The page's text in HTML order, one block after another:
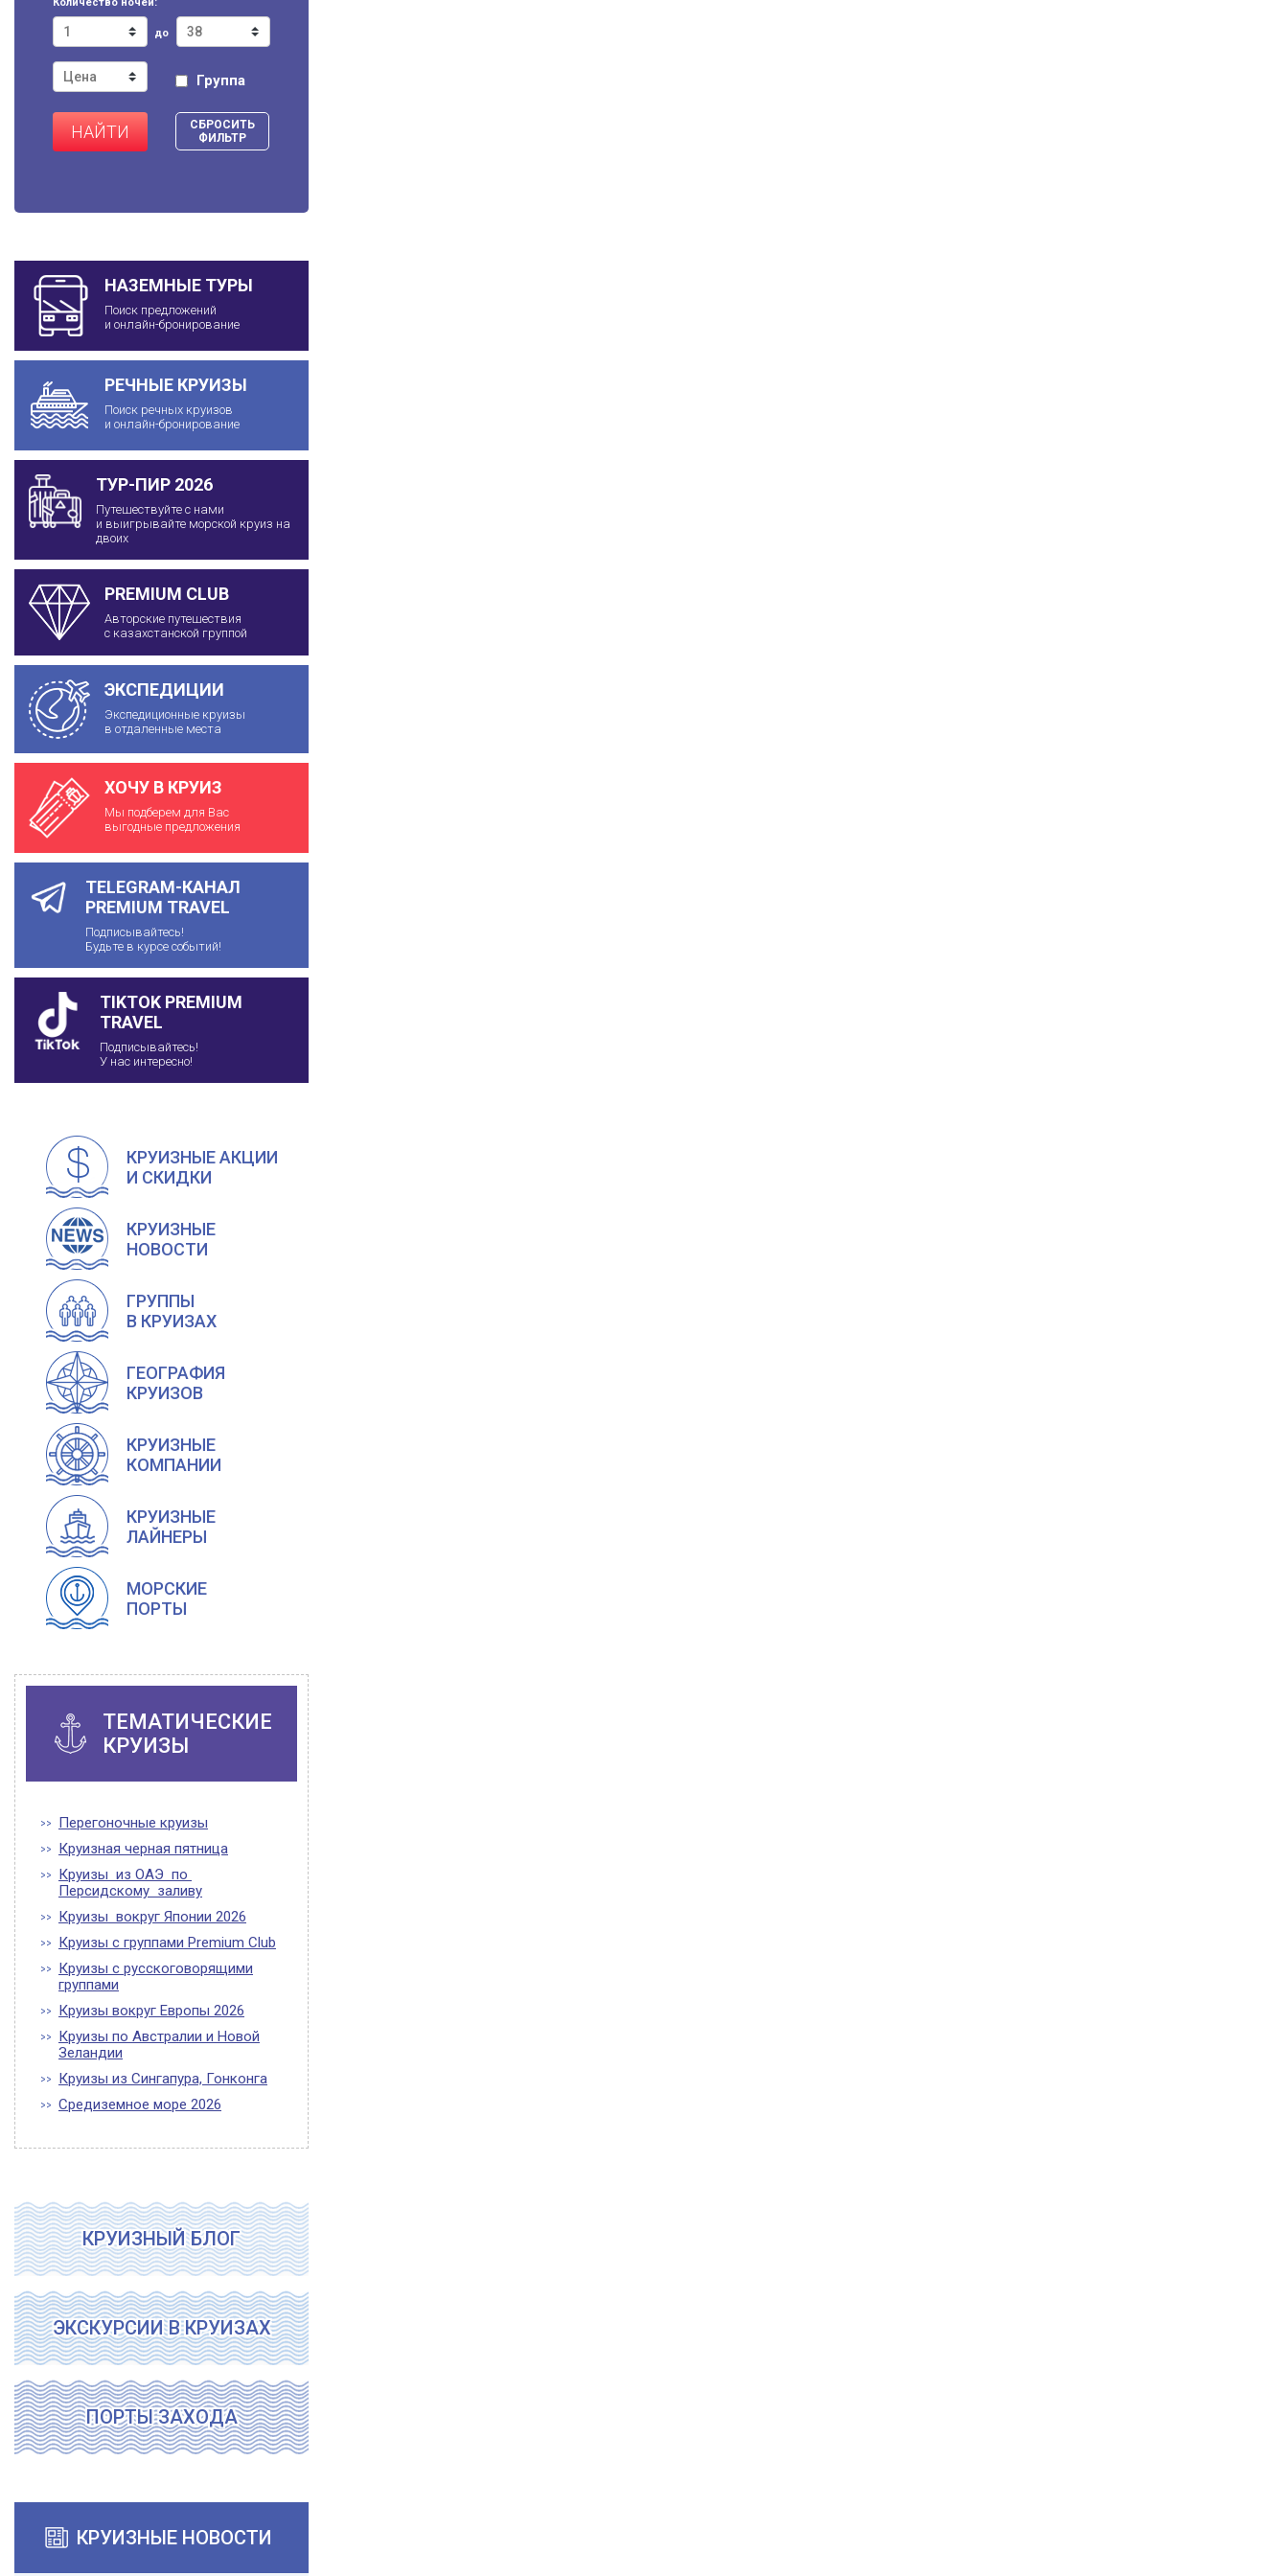
Количество ночей:
до
Группа
НАЙТИ
СБРОСИТЬ
ФИЛЬТР
НАЗЕМНЫЕ ТУРЫ
Поиск предложений
и онлайн-бронирование
РЕЧНЫЕ КРУИЗЫ
Поиск речных круизов
и онлайн-бронирование
ТУР-ПИР 2026
Путешествуйте с нами
и выигрывайте морской круиз на
двоих
PREMIUM CLUB
Авторские путешествия
с казахстанской группой
ЭКСПЕДИЦИИ
Экспедиционные круизы
в отдаленные места
ХОЧУ В КРУИЗ
Мы подберем для Вас
выгодные предложения
TELEGRAM-КАНАЛ
PREMIUM TRAVEL
Подписывайтесь!
Будьте в курсе событий!
TIKTOK PREMIUM
TRAVEL
Подписывайтесь!
У нас интересно!
КРУИЗНЫЕ АКЦИИ
И СКИДКИ
КРУИЗНЫЕ
НОВОСТИ
ГРУППЫ
В КРУИЗАХ
ГЕОГРАФИЯ
КРУИЗОВ
КРУИЗНЫЕ
КОМПАНИИ
КРУИЗНЫЕ
ЛАЙНЕРЫ
МОРСКИЕ
ПОРТЫ
ТЕМАТИЧЕСКИЕ
КРУИЗЫ
Перегоночные круизы
Круизная черная пятница
Круизы из ОАЭ по
Персидскому заливу
Круизы вокруг Японии 2026
Круизы с группами Premium Club
Круизы с русскоговорящими
группами
Круизы вокруг Европы 2026
Круизы по Австралии и Новой
Зеландии
Круизы из Сингапура, Гонконга
Средиземное море 2026
КРУИЗНЫЙ БЛОГ
ЭКСКУРСИИ В КРУИЗАХ
ПОРТЫ ЗАХОДА
КРУИЗНЫЕ НОВОСТИ